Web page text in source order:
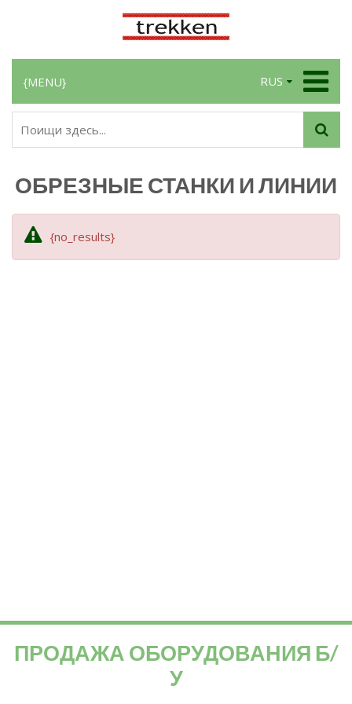
RUS
{MENU}
ОБРЕЗНЫЕ СТАНКИ И ЛИНИИ
{no_results}
ПРОДАЖА ОБОРУДОВАНИЯ Б/
У